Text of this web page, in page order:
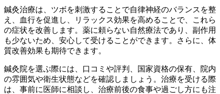
鍼灸治療は、ツボを刺激することで自律神経のバランスを整
え、血行を促進し、リラックス効果を高めることで、これら
の症状を改善します。薬に頼らない自然療法であり、副作用
も少ないため、安心して受けることができます。さらに、体
質改善効果も期待できます。
鍼灸院を選ぶ際には、口コミや評判、国家資格の保有、院内
の雰囲気や衛生状態などを確認しましょう。治療を受ける際
は、事前に医師に相談し、治療前後の食事や過ごし方にも注